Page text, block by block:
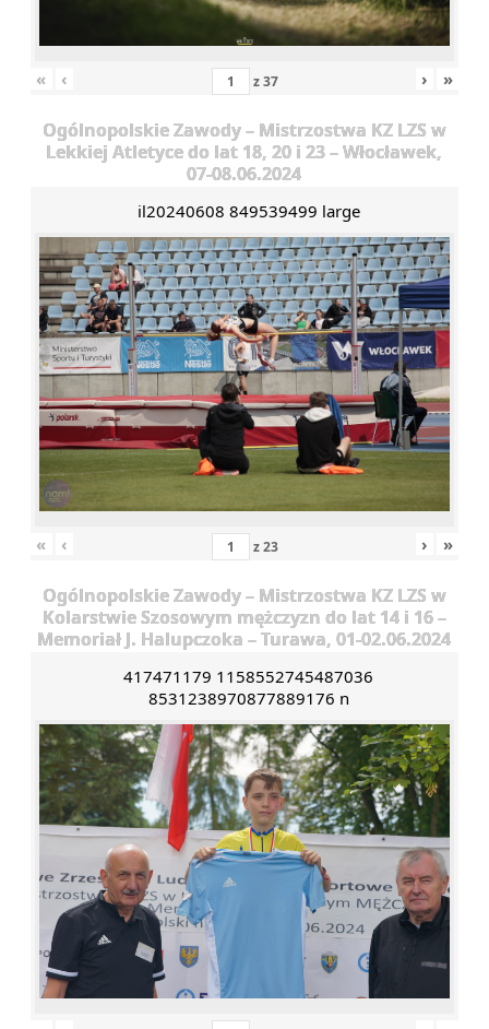
« ‹ z37 › »
Ogólnopolskie Zawody – Mistrzostwa KZ LZS w
Lekkiej Atletyce do lat 18, 20 i 23 – Włocławek,
07-08.06.2024
il20240608 849539499 large
« ‹ z23 › »
Ogólnopolskie Zawody – Mistrzostwa KZ LZS w
Kolarstwie Szosowym mężczyzn do lat 14 i 16 –
Memoriał J. Halupczoka – Turawa, 01-02.06.2024
417471179 1158552745487036
8531238970877889176 n